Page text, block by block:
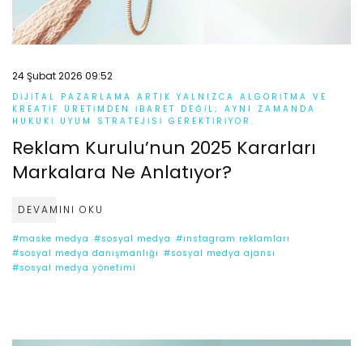
24 Şubat 2026 09:52
DIJITAL PAZARLAMA ARTIK YALNIZCA ALGORITMA VE
KREATIF ÜRETIMDEN IBARET DEĞIL; AYNI ZAMANDA
HUKUKI UYUM STRATEJISI GEREKTIRIYOR.
Reklam Kurulu’nun 2025 Kararları
Markalara Ne Anlatıyor?
DEVAMINI OKU
#maske medya #sosyal medya #instagram reklamları
#sosyal medya danışmanlığı #sosyal medya ajansı
#sosyal medya yönetimi